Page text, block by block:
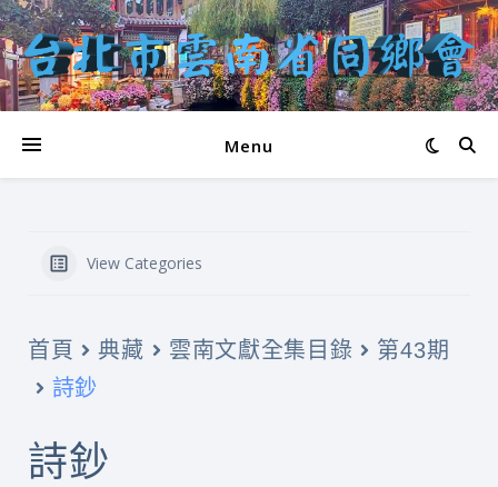
Menu
View Categories
首頁 典藏 雲南文獻全集目錄 第43期
詩鈔
詩鈔